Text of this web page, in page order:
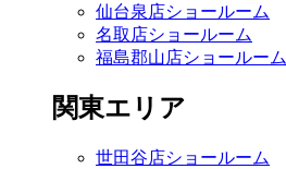
仙台泉店ショールーム
名取店ショールーム
福島郡山店ショールーム
関東エリア
世田谷店ショールーム